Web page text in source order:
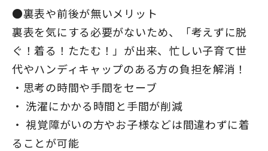
●裏表や前後が無いメリット
裏表を気にする必要がないため、「考えずに脱
ぐ！着る！たたむ！」が出来、忙しい子育て世
代やハンディキャップのある方の負担を解消！
・思考の時間や手間をセーブ
・ 洗濯にかかる時間と手間が削減
・ 視覚障がいの方やお子様などは間違わずに着
ることが可能